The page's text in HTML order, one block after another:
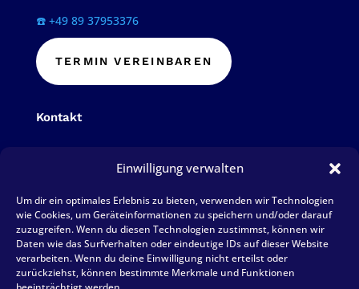
Einwilligung verwalten
Um dir ein optimales Erlebnis zu bieten, verwenden wir Technologien
wie Cookies, um Geräteinformationen zu speichern und/oder darauf
zuzugreifen. Wenn du diesen Technologien zustimmst, können wir
Daten wie das Surfverhalten oder eindeutige IDs auf dieser Website
verarbeiten. Wenn du deine Einwilligung nicht erteilst oder
zurückziehst, können bestimmte Merkmale und Funktionen
☎️ +49 89 37953376
TERMIN VEREINBAREN
Kontakt
E-Mail: mail@hoppestb.de
BEWERTUNG SCHREIBEN